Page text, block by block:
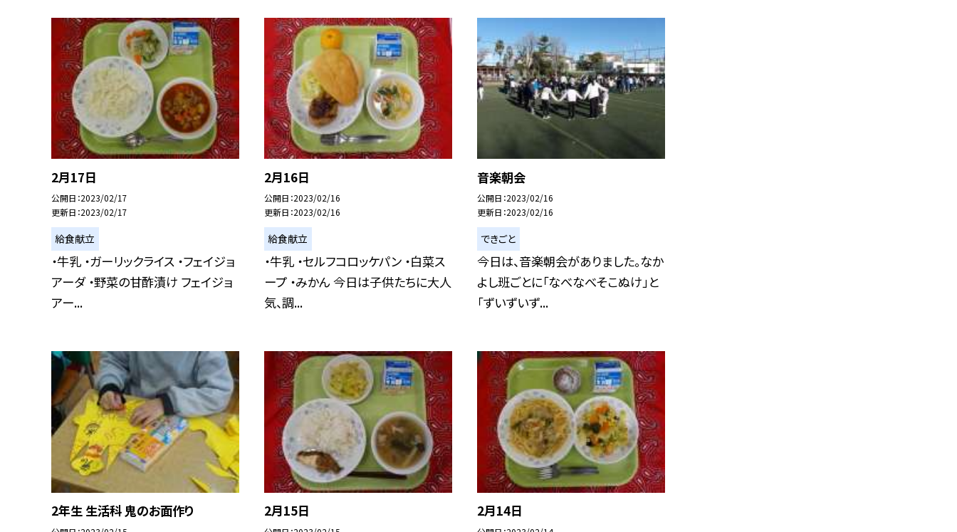
2月17日
公開日 2023/02/17
更新日 2023/02/17
給食献立
・牛乳 ・ガーリックライス ・フェイジョ
アーダ ・野菜の甘酢漬け フェイジョ
アー...
2月16日
公開日 2023/02/16
更新日 2023/02/16
給食献立
・牛乳 ・セルフコロッケパン ・白菜ス
ープ ・みかん 今日は子供たちに大人
気、調...
音楽朝会
公開日 2023/02/16
更新日 2023/02/16
できごと
今日は、音楽朝会がありました。なか
よし班ごとに「なべなべそこぬけ」と
「ずいずいず...
2年生 生活科 鬼のお面作り 2月15日 2月14日